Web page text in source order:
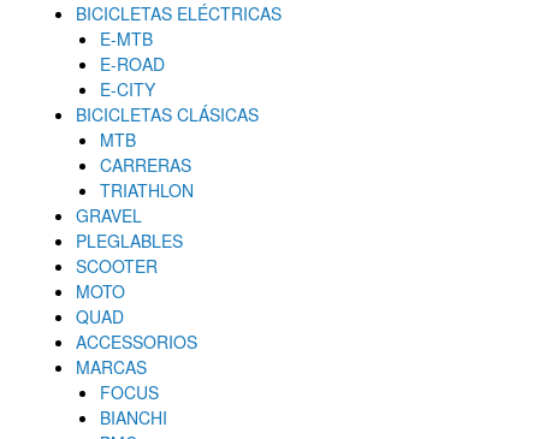
BICICLETAS ELÉCTRICAS
E-MTB
E-ROAD
E-CITY
BICICLETAS CLÁSICAS
MTB
CARRERAS
TRIATHLON
GRAVEL
PLEGLABLES
SCOOTER
MOTO
QUAD
ACCESSORIOS
MARCAS
FOCUS
BIANCHI